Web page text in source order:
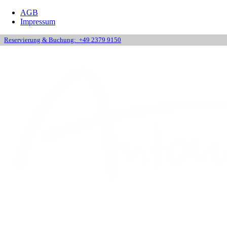
AGB
Impressum
Reservierung & Buchung: +49 2379 9150